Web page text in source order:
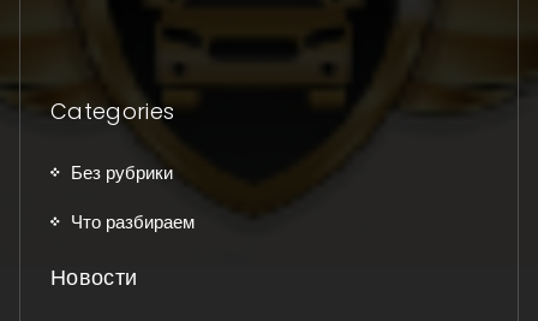
Categories
Без рубрики
Что разбираем
Новости